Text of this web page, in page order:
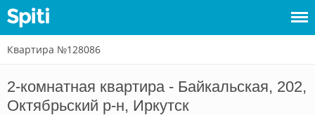
Войти
Сдать
Квартира №128086
2-комнатная квартира - Байкальская, 202,
Октябрьский р-н, Иркутск